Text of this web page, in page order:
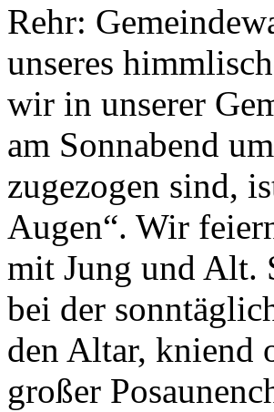
Rehr:
unseres
wir in unserer
am Sonnabend
zugezogen sind,
Augen“. Wir
mit Jung und Alt.
bei der
den Altar, kniend
großer